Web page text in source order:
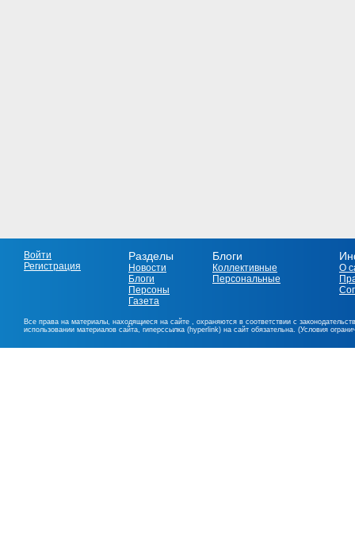
Войти
Регистрация
Разделы
Новости
Блоги
Персоны
Газета
Блоги
Коллективные
Персональные
О
Все права на материалы, находящиеся на сайте , охраняются в соответствии с
использовании материалов сайта, гиперссылка (hyperlink) на сайт обязательна. (Условия